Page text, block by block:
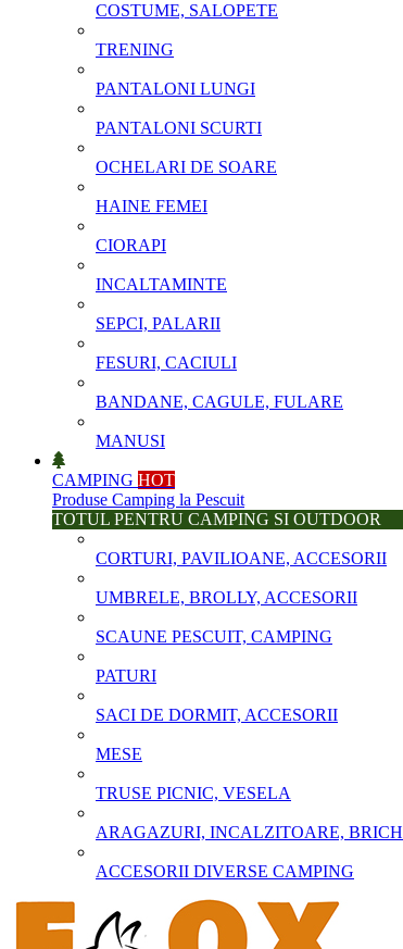
COSTUME, SALOPETE
TRENING
PANTALONI LUNGI
PANTALONI SCURTI
OCHELARI DE SOARE
HAINE FEMEI
CIORAPI
INCALTAMINTE
SEPCI, PALARII
FESURI, CACIULI
BANDANE, CAGULE, FULARE
MANUSI
CAMPING HOT
Produse Camping la Pescuit
TOTUL PENTRU CAMPING SI OUTDOOR
CORTURI, PAVILIOANE, ACCESORII
UMBRELE, BROLLY, ACCESORII
SCAUNE PESCUIT, CAMPING
PATURI
SACI DE DORMIT, ACCESORII
MESE
TRUSE PICNIC, VESELA
ARAGAZURI, INCALZITOARE,
ACCESORII DIVERSE CAMPING